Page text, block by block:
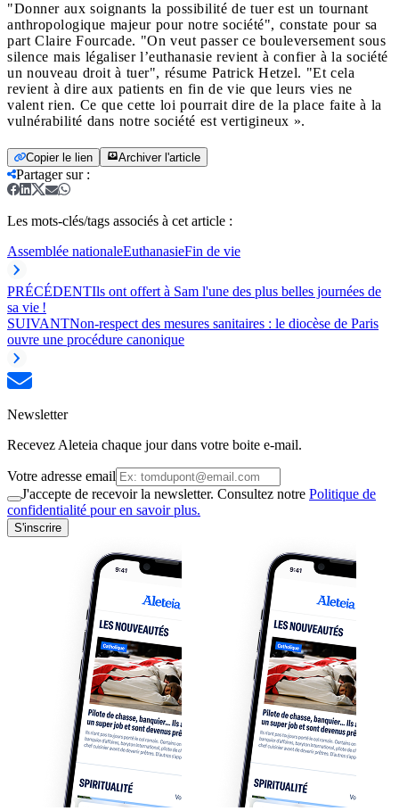
"Donner aux soignants la possibilité de tuer est un tournant
anthropologique majeur pour notre société", constate pour sa
part Claire Fourcade. "On veut passer ce bouleversement sous
silence mais légaliser l’euthanasie revient à confier à la société
un nouveau droit à tuer", résume Patrick Hetzel. "Et cela
revient à dire aux patients en fin de vie que leurs vies ne
valent rien. Ce que cette loi pourrait dire de la place faite à la
vulnérabilité dans notre société est vertigineux ».
Copier le lien Archiver l'article
Partager sur:
Les mots-clés/tags associés à cet article :
Assemblée nationaleEuthanasieFin de vie
PRÉCÉDENTIls ont offert à Sam l'une des plus belles journées de
sa vie !
SUIVANTNon-respect des mesures sanitaires : le diocèse de Paris
ouvre une procédure canonique
Newsletter
Recevez Aleteia chaque jour dans votre boite e-mail.
Votre adresse email
J'accepte de recevoir la newsletter. Consultez notre Politique de
confidentialité pour en savoir plus.
S'inscrire